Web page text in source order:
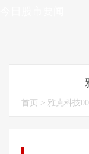
首页 > 雅克科技